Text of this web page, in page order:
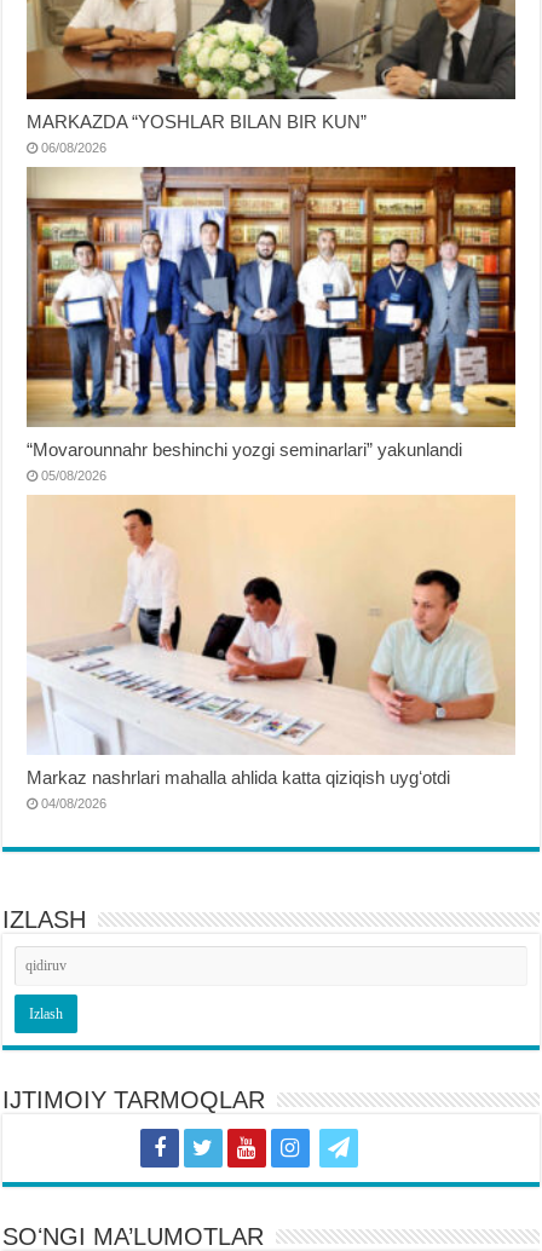
MARKAZDA “YOSHLAR BILAN BIR KUN”
06/08/2026
“Movarounnahr beshinchi yozgi seminarlari” yakunlandi
05/08/2026
Markaz nashrlari mahalla ahlida katta qiziqish uygʻotdi
04/08/2026
IZLASH
IJTIMOIY TARMOQLAR
SOʻNGI MA’LUMOTLAR